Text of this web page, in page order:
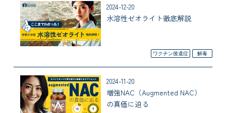
2024-12-20
水溶性ゼオライト徹底解説
ワクチン後遺症 解毒
2024-11-20
増強NAC（Augmented NAC）
の真価に迫る